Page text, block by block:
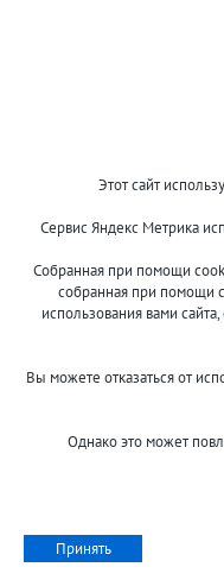
Этот сайт
Сервис Яндекс Метрика
Собранная при помощи
собранная при помощи
использования вами
Вы можете отказаться от
Однако это может
Принять